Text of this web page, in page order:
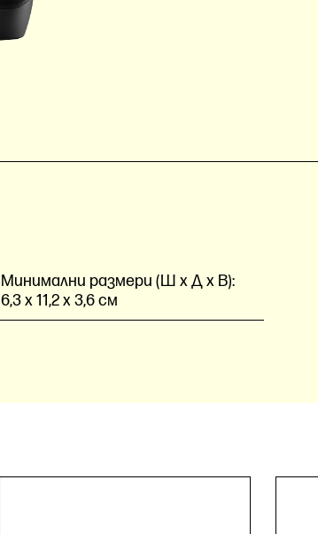
Минимални размери (Ш x Д x В):
6,3 x 11,2 x 3,6 см